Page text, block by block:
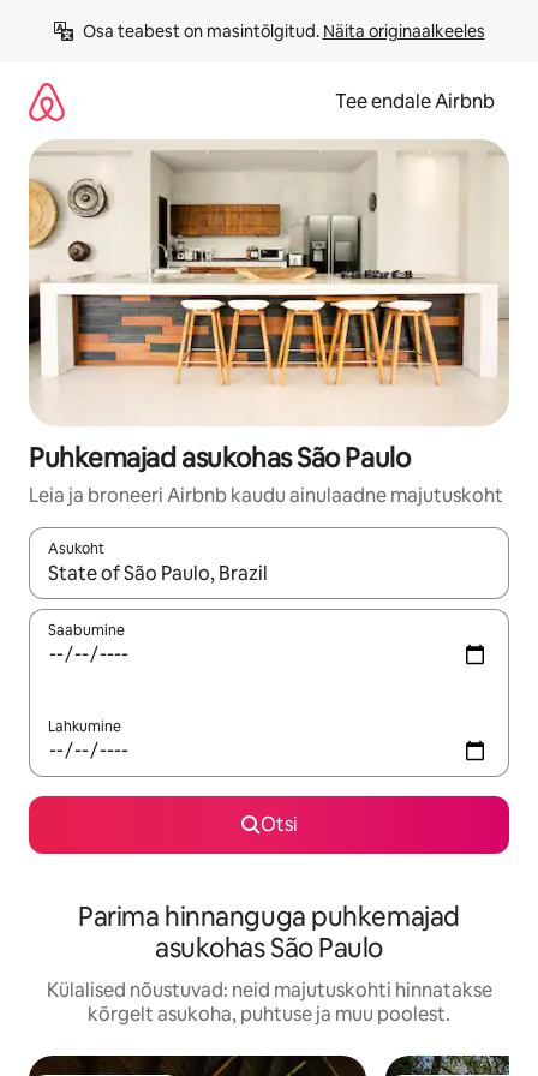
Osa teabest on masintõlgitud. Näita originaalkeeles
Tee endale Airbnb
Puhkemajad asukohas São Paulo
Leia ja broneeri Airbnb kaudu ainulaadne majutuskoht
Asukoht
Kui tulemused on kuvatud, liigu ekraanil nooleklahvidega või
Saabumine
Lahkumine
Otsi
Parima hinnanguga puhkemajad
asukohas São Paulo
Külalised nõustuvad: neid majutuskohti hinnatakse
kõrgelt asukoha, puhtuse ja muu poolest.